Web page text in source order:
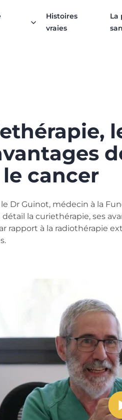
Histoires
vraies
La
cancer
Dr Guinot, médecin à la
détail la curiethérapie, ses
rapport à la radiothérapie